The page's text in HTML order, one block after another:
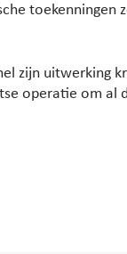
toekenningen
zijn uitwerking
operatie om al